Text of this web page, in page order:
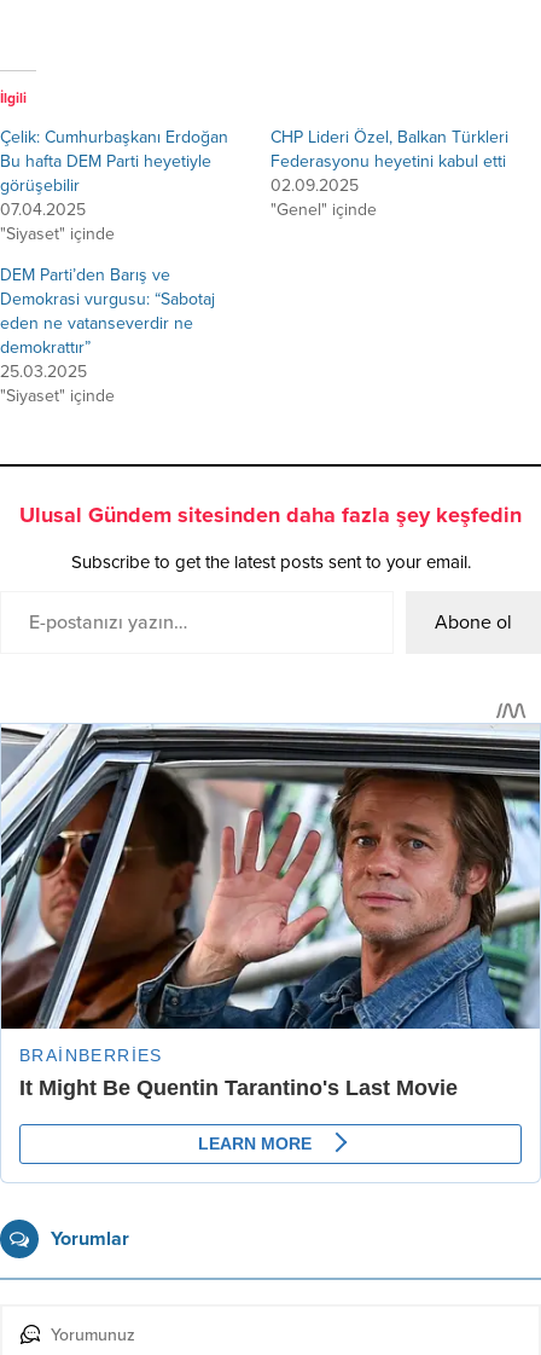
İlgili
Çelik: Cumhurbaşkanı Erdoğan
Bu hafta DEM Parti heyetiyle
görüşebilir
07.04.2025
"Siyaset" içinde
CHP Lideri Özel, Balkan Türkleri
Federasyonu heyetini kabul etti
02.09.2025
"Genel" içinde
DEM Parti’den Barış ve
Demokrasi vurgusu: “Sabotaj
eden ne vatanseverdir ne
demokrattır”
25.03.2025
"Siyaset" içinde
Ulusal Gündem sitesinden daha fazla şey keşfedin
Subscribe to get the latest posts sent to your email.
Abone ol
Yorumlar